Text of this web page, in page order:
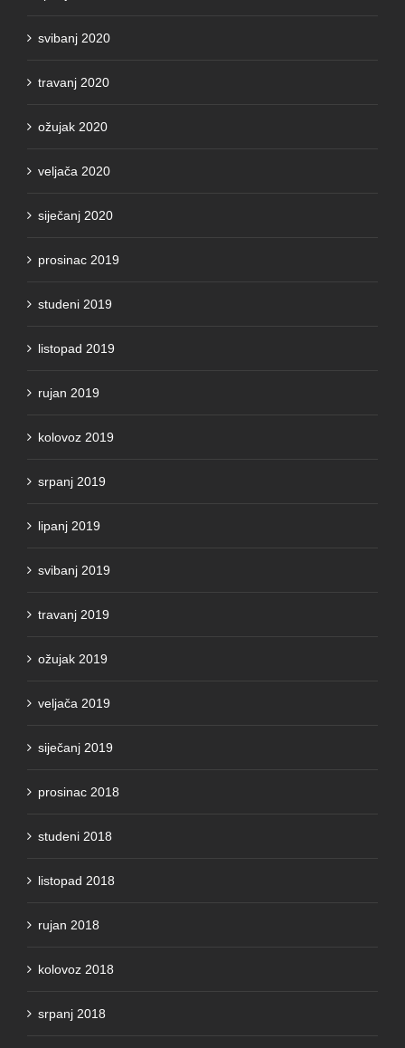
svibanj 2020
travanj 2020
ožujak 2020
veljača 2020
siječanj 2020
prosinac 2019
studeni 2019
listopad 2019
rujan 2019
kolovoz 2019
srpanj 2019
lipanj 2019
svibanj 2019
travanj 2019
ožujak 2019
veljača 2019
siječanj 2019
prosinac 2018
studeni 2018
listopad 2018
rujan 2018
kolovoz 2018
srpanj 2018